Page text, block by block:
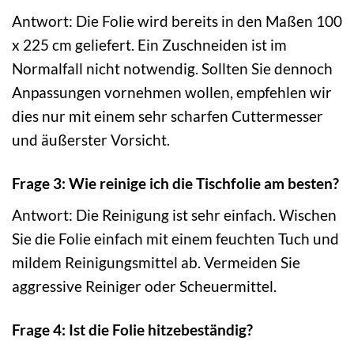
Antwort: Die Folie wird bereits in den Maßen 100
x 225 cm geliefert. Ein Zuschneiden ist im
Normalfall nicht notwendig. Sollten Sie dennoch
Anpassungen vornehmen wollen, empfehlen wir
dies nur mit einem sehr scharfen Cuttermesser
und äußerster Vorsicht.
Frage 3: Wie reinige ich die Tischfolie am besten?
Antwort: Die Reinigung ist sehr einfach. Wischen
Sie die Folie einfach mit einem feuchten Tuch und
mildem Reinigungsmittel ab. Vermeiden Sie
aggressive Reiniger oder Scheuermittel.
Frage 4: Ist die Folie hitzebeständig?